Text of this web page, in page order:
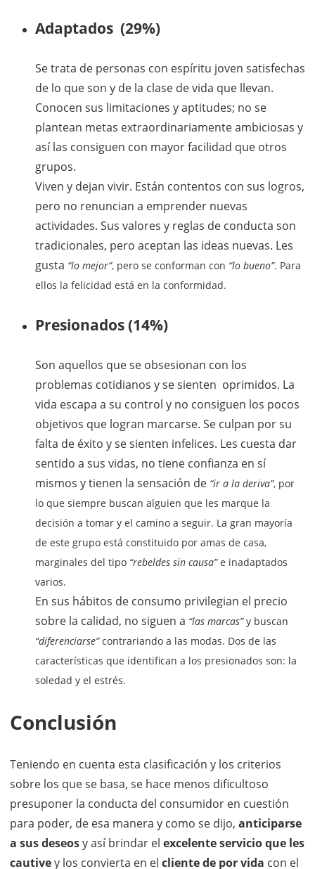
Adaptados (29%)
Se trata de personas con espíritu joven satisfechas
de lo que son y de la clase de vida que llevan.
Conocen sus limitaciones y aptitudes; no se
plantean metas extraordinariamente ambiciosas y
así las consiguen con mayor facilidad que otros
grupos.
Viven y dejan vivir. Están contentos con sus logros,
pero no renuncian a emprender nuevas
actividades. Sus valores y reglas de conducta son
tradicionales, pero aceptan las ideas nuevas. Les
gusta “lo mejor”, pero se conforman con “lo bueno”. Para
ellos la felicidad está en la conformidad.
Presionados (14%)
Son aquellos que se obsesionan con los
problemas cotidianos y se sienten oprimidos. La
vida escapa a su control y no consiguen los pocos
objetivos que logran marcarse. Se culpan por su
falta de éxito y se sienten infelices. Les cuesta dar
sentido a sus vidas, no tiene confianza en sí
mismos y tienen la sensación de “ir a la deriva”, por
lo que siempre buscan alguien que les marque la
decisión a tomar y el camino a seguir. La gran mayoría
de este grupo está constituido por amas de casa,
marginales del tipo “rebeldes sin causa”e inadaptados
varios.
En sus hábitos de consumo privilegian el precio
sobre la calidad, no siguen a “las marcas”y buscan
“diferenciarse”contrariando a las modas. Dos de las
características que identifican a los presionados son: la
soledad y el estrés.
Conclusión
Teniendo en cuenta esta clasificación y los criterios
sobre los que se basa, se hace menos dificultoso
presuponer la conducta del consumidor en cuestión
para poder, de esa manera y como se dijo, anticiparse
a sus deseosy así brindar el excelente servicio que les
cautivey los convierta en el cliente de por vida con el